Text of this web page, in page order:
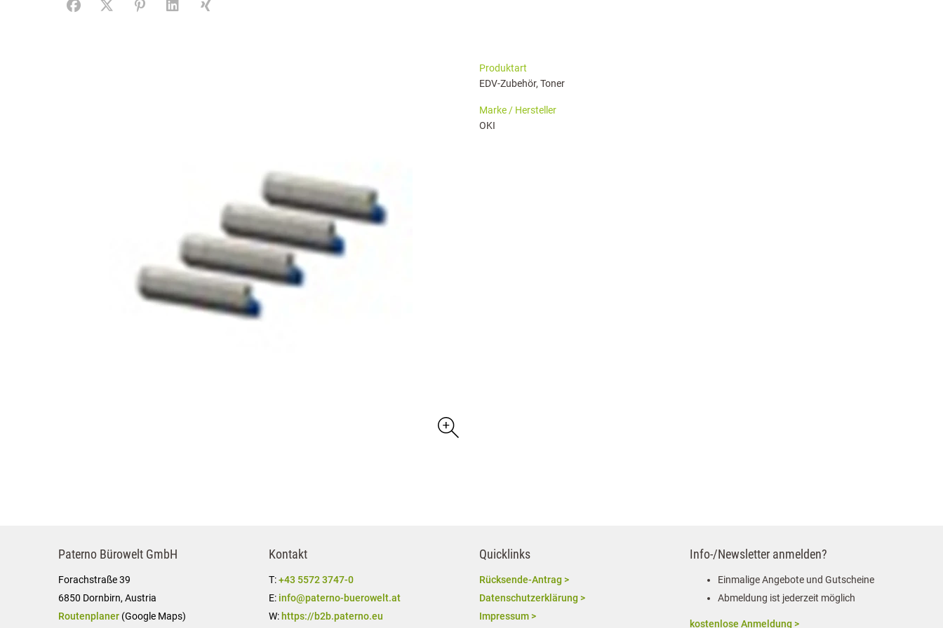
FacebookX (#[creator\plugin\share\core\structs\SocialSharingServiceSettings]:formaly_twitter#)
PinterestLinkedInXing
Produktart
EDV-Zubehör, Toner
Marke / Hersteller
OKI
Paterno Bürowelt GmbH
Forachstraße 39
6850 Dornbirn, Austria
Routenplaner (Google Maps)
Kontakt
T:+43 5572 3747-0
E: info@paterno-buerowelt.at
W: https://b2b.paterno.eu
Quicklinks
Rücksende-Antrag >
Datenschutzerklärung >
Impressum >
Info-/Newsletter anmelden?
Einmalige Angebote und Gutscheine
Abmeldung ist jederzeit möglich
kostenlose Anmeldung >